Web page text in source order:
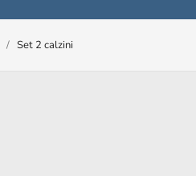
Set 2 calzini